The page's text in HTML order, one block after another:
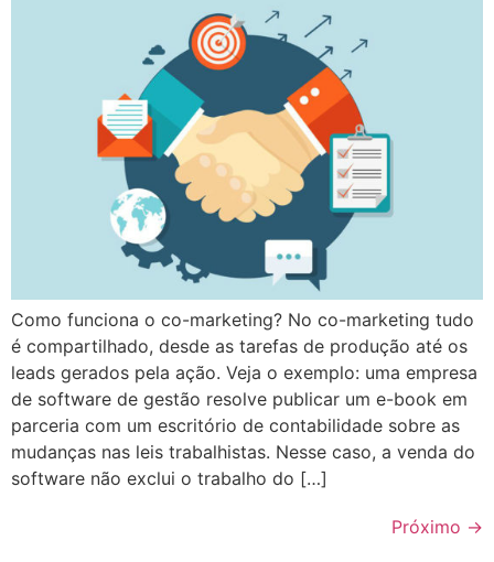
Como funciona o co-marketing? No co-marketing tudo
é compartilhado, desde as tarefas de produção até os
leads gerados pela ação. Veja o exemplo: uma empresa
de software de gestão resolve publicar um e-book em
parceria com um escritório de contabilidade sobre as
mudanças nas leis trabalhistas. Nesse caso, a venda do
software não exclui o trabalho do […]
Próximo →